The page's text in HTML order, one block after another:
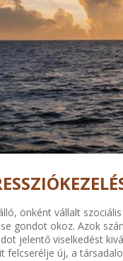
önként vállalt
gondot okoz. Azok
jelentő viselkedést
felcserélje új, a